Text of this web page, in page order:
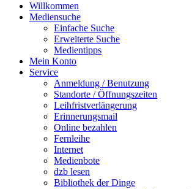
Willkommen
Mediensuche
Einfache Suche
Erweiterte Suche
Medientipps
Mein Konto
Service
Anmeldung / Benutzung
Standorte / Öffnungszeiten
Leihfristverlängerung
Erinnerungsmail
Online bezahlen
Fernleihe
Internet
Medienbote
dzb lesen
Bibliothek der Dinge